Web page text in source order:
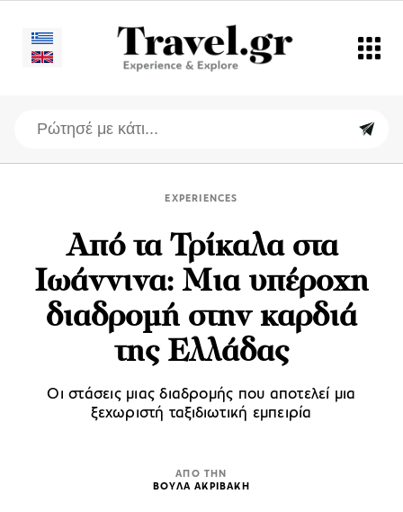
EXPERIENCES
Από τα Τρίκαλα στα
Ιωάννινα: Μια υπέροχη
διαδρομή στην καρδιά
της Ελλάδας
Οι στάσεις μιας διαδρομής που αποτελεί μια
ξεχωριστή ταξιδιωτική εμπειρία
ΑΠΟ ΤΗΝ
ΒΟΥΛΑ ΑΚΡΙΒΑΚΗ